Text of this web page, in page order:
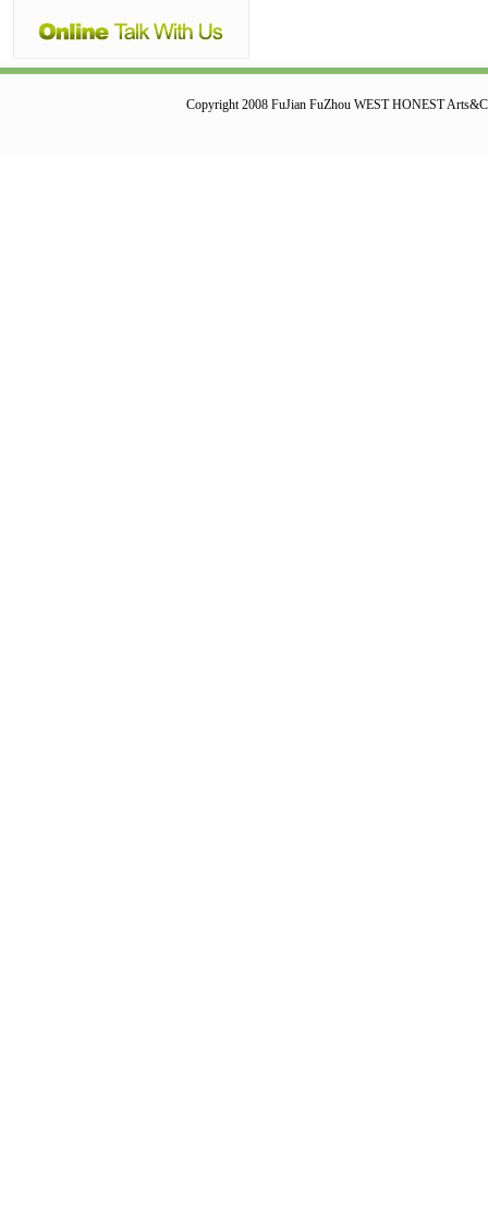
Copyright 2008 FuJian FuZhou WEST HONEST